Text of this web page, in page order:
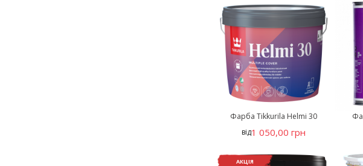
Фарба Tikkurila Helmi 30
від1 050,00 грн
АКЦІЯ